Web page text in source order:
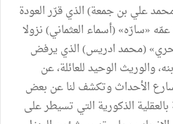
علي بن جمعة) الذي قرّر العودة
«سارّه» (أسماء العثماني) نزولا
(محمد ادريس) الذي يرفض
والوريث الوحيد للعائلة، عن
الأحداث وتكشف لنا عن بعض
الذكورية التي تسيطر على